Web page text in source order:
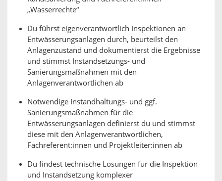
„Wasserrechte“
Du führst eigenverantwortlich Inspektionen an
Entwässerungsanlagen durch, beurteilst den
Anlagenzustand und dokumentierst die Ergebnisse
und stimmst Instandsetzungs- und
Sanierungsmaßnahmen mit den
Anlagenverantwortlichen ab
Notwendige Instandhaltungs- und ggf.
Sanierungsmaßnahmen für die
Entwässerungsanlagen definierst du und stimmst
diese mit den Anlagenverantwortlichen,
Fachreferent:innen und Projektleiter:innen ab
Du findest technische Lösungen für die Inspektion
und Instandsetzung komplexer